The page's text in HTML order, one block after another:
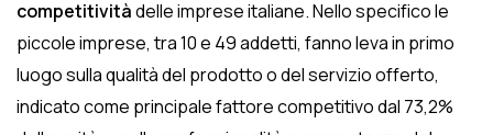
competitivitàdelle imprese italiane. Nello specifico le
piccole imprese, tra 10 e 49 addetti, fanno leva in primo
luogo sulla qualità del prodotto o del servizio offerto,
indicato come principale fattore competitivo dal 73,2%